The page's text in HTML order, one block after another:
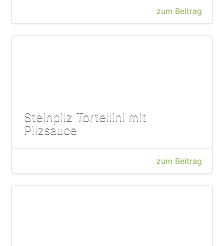
zum Beitrag
Steinpilz Tortellini mit
Pilzsauce
zum Beitrag